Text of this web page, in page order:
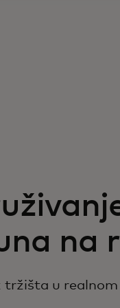
na
tržišta u realnom